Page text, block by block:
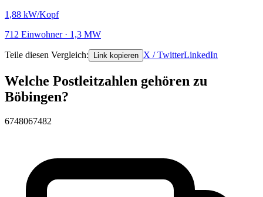
1,88 kW/Kopf
712 Einwohner · 1,3 MW
Teile diesen Vergleich: Link kopieren X / TwitterLinkedIn
Welche Postleitzahlen gehören zu
Böbingen?
6748067482